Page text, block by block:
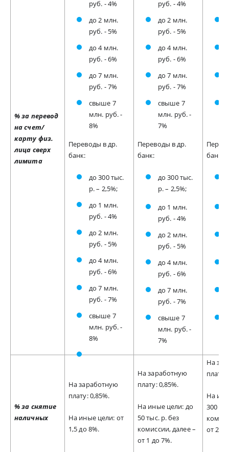
% за перевод
на счет/
карту физ.
лица сверх
лимита
руб. - 4%
до 2 млн.
руб. - 5%
до 4 млн.
руб. - 6%
до 7 млн.
руб. - 7%
свыше 7
млн. руб. -
8%
Переводы в др.
банк:
до 300 тыс.
р. – 2,5%;
до 1 млн.
руб. - 4%
до 2 млн.
руб. - 5%
до 4 млн.
руб. - 6%
до 7 млн.
руб. - 7%
свыше 7
млн. руб. -
8%
руб. - 4%
до 2 млн.
руб. - 5%
до 4 млн.
руб. - 6%
до 7 млн.
руб. - 7%
свыше 7
млн. руб. -
7%
Переводы в др.
банк:
до 300 тыс.
р. – 2,5%;
до 1 млн.
руб. - 4%
до 2 млн.
руб. - 5%
до 4 млн.
руб. - 6%
до 7 млн.
руб. - 7%
свыше 7
млн. руб. -
7%
банк:
% за снятие
наличных
На заработную
плату: 0,85%.
На иные цели: от
1,5 до 8%.
На заработную
плату: 0,85%.
На иные цели: до
50 тыс. р. без
комиссии, далее –
от 1 до 7%.
На
плату:
На
300
от 2,5